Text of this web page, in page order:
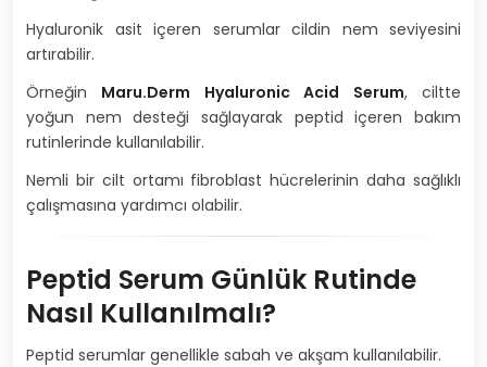
Hyaluronik asit içeren serumlar cildin nem seviyesini
artırabilir.
Örneğin Maru.Derm Hyaluronic Acid Serum, ciltte
yoğun nem desteği sağlayarak peptid içeren bakım
rutinlerinde kullanılabilir.
Nemli bir cilt ortamı fibroblast hücrelerinin daha sağlıklı
çalışmasına yardımcı olabilir.
Peptid Serum Günlük Rutinde
Nasıl Kullanılmalı?
Peptid serumlar genellikle sabah ve akşam kullanılabilir.